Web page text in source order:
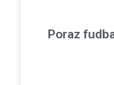
Poraz